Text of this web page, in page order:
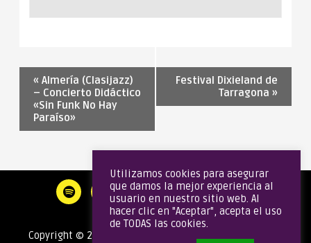
« Almería (Clasijazz)
– Concierto Didáctico
«Sin Funk No Hay
Paraíso»
Festival Dixieland de
Tarragona»
Copyright © 2020 Gata Brass Band | Todos los derechos
Utilizamos cookies para asegurar
que damos la mejor experiencia al
usuario en nuestro sitio web. Al
hacer clic en "Aceptar", acepta el uso
de TODAS las cookies.